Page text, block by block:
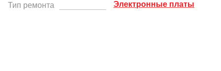
Тип ремонта
Электронные платы